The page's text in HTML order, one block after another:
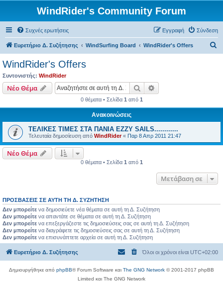
WindRider's Community Forum
Συχνές ερωτήσεις Σύνδεση
Εγγραφή
Ευρετήριο Δ. Συζήτησης WindSurfing Board WindRider's Offers
WindRider's Offers
Συντονιστής: WindRider
Νέο Θέμα Αναζήτηση
0 θέματα • Σελίδα 1 από 1
Ανακοινώσεις
TEΛΙΚΕΣ ΤΙΜΕΣ ΣΤΑ ΠΑΝΙΑ EZZY SAILS............
Τελευταία δημοσίευση από WindRider« Παρ 8 Απρ 2011 21:47
Νέο Θέμα
0 θέματα • Σελίδα 1 από 1
Μετάβαση σε
ΠΡΟΣΒΆΣΕΙΣ ΣΕ ΑΥΤΉ ΤΗ Δ. ΣΥΖΉΤΗΣΗ
Δεν μπορείτε να δημοσιεύετε νέα θέματα σε αυτή τη Δ. Συζήτηση
Δεν μπορείτε να απαντάτε σε θέματα σε αυτή τη Δ. Συζήτηση
Δεν μπορείτε να επεξεργάζεστε τις δημοσιεύσεις σας σε αυτή τη Δ. Συζήτηση
Δεν μπορείτε να διαγράφετε τις δημοσιεύσεις σας σε αυτή τη Δ. Συζήτηση
Δεν μπορείτε να επισυνάπτετε αρχεία σε αυτή τη Δ. Συζήτηση
Ευρετήριο Δ. Συζήτησης Όλοι οι χρόνοι είναι UTC+02:00
Δημιουργήθηκε από phpBB® Forum Software και The GNG Network © 2001-2017 phpBB
Limited και The GNG Network